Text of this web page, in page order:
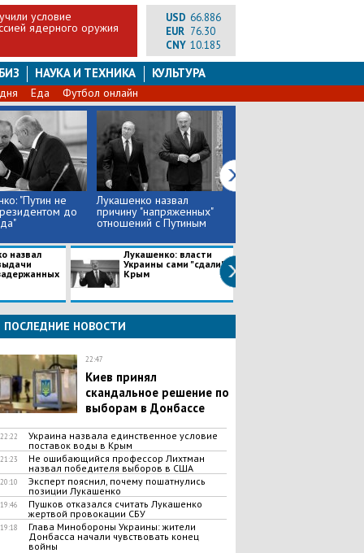
условие
ядерного оружия
USD 66.886
EUR 76.30
CNY 10.185
НАУКА И ТЕХНИКА КУЛЬТУРА
Еда Футбол онлайн
"Путин не
до
Лукашенко назвал
причину "напряженных"
отношений с Путиным
назвал
Лукашенко: власти
Украины сами "сдали"
Крым
ПОСЛЕДНИЕ НОВОСТИ
22:47
Киев принял
скандальное решение по
выборам в Донбассе
22:22
Украина назвала единственное условие
поставок воды в Крым
21:23
Не ошибающийся профессор Лихтман
назвал победителя выборов в США
20:10
Эксперт пояснил, почему пошатнулись
позиции Лукашенко
19:46
Пушков отказался считать Лукашенко
жертвой провокации СБУ
19:18
Глава Минобороны Украины: жители
Донбасса начали чувствовать конец
войны